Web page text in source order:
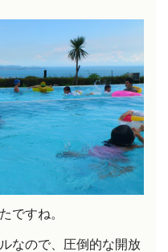
ですね。
なので、圧倒的な開放